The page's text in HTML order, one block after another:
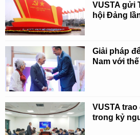
VUSTA gửi
hội Đảng
Giải pháp
Nam với
VUSTA
trong kỷ